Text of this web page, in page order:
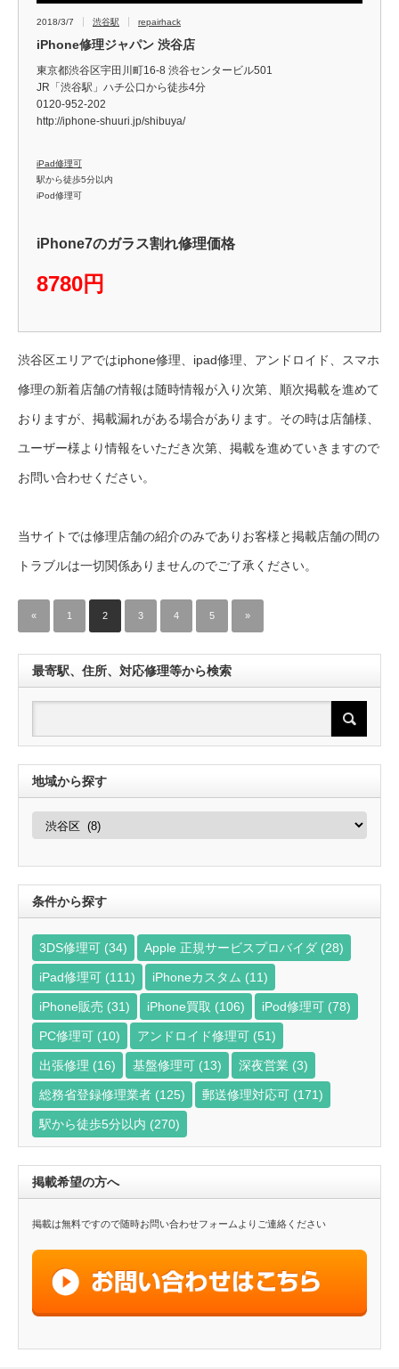
2018/3/7 渋谷駅 repairhack
iPhone修理ジャパン 渋谷店
東京都渋谷区宇田川町16-8 渋谷センタービル501
JR「渋谷駅」ハチ公口から徒歩4分
0120-952-202
http://iphone-shuuri.jp/shibuya/
iPad修理可
駅から徒歩5分以内
iPod修理可
iPhone7のガラス割れ修理価格
8780円
渋谷区エリアではiphone修理、ipad修理、アンドロイド、スマホ
修理の新着店舗の情報は随時情報が入り次第、順次掲載を進めて
おりますが、掲載漏れがある場合があります。その時は店舗様、
ユーザー様より情報をいただき次第、掲載を進めていきますので
お問い合わせください。
当サイトでは修理店舗の紹介のみでありお客様と掲載店舗の間の
トラブルは一切関係ありませんのでご了承ください。
« 1 2 3 4 5 »
最寄駅、住所、対応修理等から検索
地域から探す
地
探
す
条件から探す
3DS修理可 (34) Apple 正規サービスプロバイダ (28)
iPad修理可 (111) iPhoneカスタム (11)
iPhone販売 (31) iPhone買取 (106) iPod修理可 (78)
PC修理可 (10) アンドロイド修理可 (51)
出張修理 (16) 基盤修理可 (13) 深夜営業 (3)
総務省登録修理業者 (125) 郵送修理対応可 (171)
駅から徒歩5分以内 (270)
掲載希望の方へ
掲載は無料ですので随時お問い合わせフォームよりご連絡ください